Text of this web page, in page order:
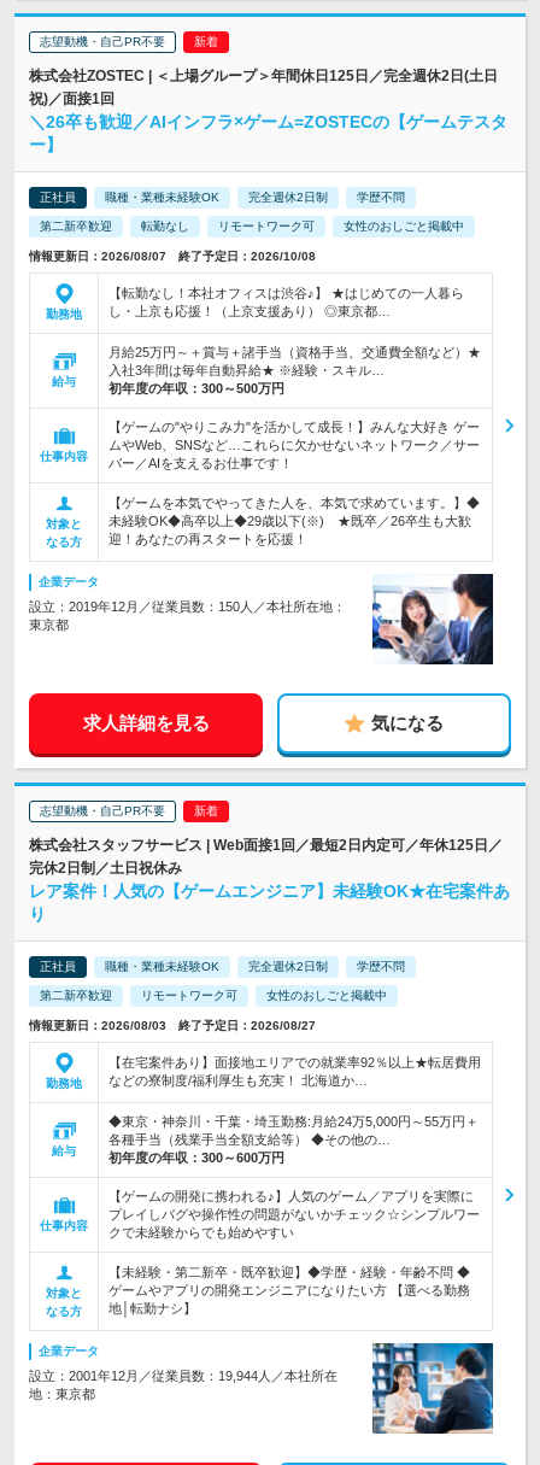
志望動機・自己PR不要
株式会社ZOSTEC | ＜上場グループ＞年間休日125日／完全週休2日(土日
祝)／面接1回
＼26卒も歓迎／AIインフラ×ゲーム=ZOSTECの【ゲームテスタ
ー】
正社員 職種・業種未経験OK 完全週休2日制 学歴不問
第二新卒歓迎 転勤なし リモートワーク可 女性のおしごと掲載中
情報更新日：2026/08/07 終了予定日：2026/10/08
勤務地
【転勤なし！本社オフィスは渋谷♪】 ★はじめての一人暮ら
し・上京も応援！（上京支援あり） ◎東京都…
給与
月給25万円～＋賞与＋諸手当（資格手当、交通費全額など）★
入社3年間は毎年自動昇給★ ※経験・スキル…
初年度の年収： 300～500万円
仕事内容
【ゲームの"やりこみ力"を活かして成長！】みんな大好き ゲー
ムやWeb、SNSなど…これらに欠かせないネットワーク／サー
バー／AIを支えるお仕事です！
対象と
なる方
【ゲームを本気でやってきた人を、本気で求めています。】◆
未経験OK◆高卒以上◆29歳以下(※) ★既卒／26卒生も大歓
迎！あなたの再スタートを応援！
企業データ
設立：2019年12月／従業員数：150人／本社所在地：
東京都
求人詳細を見る 気になる
志望動機・自己PR不要
株式会社スタッフサービス | Web面接1回／最短2日内定可／年休125日／
完休2日制／土日祝休み
レア案件！人気の【ゲームエンジニア】未経験OK★在宅案件あ
り
正社員 職種・業種未経験OK 完全週休2日制 学歴不問
第二新卒歓迎 リモートワーク可 女性のおしごと掲載中
情報更新日：2026/08/03 終了予定日：2026/08/27
勤務地
【在宅案件あり】面接地エリアでの就業率92％以上★転居費用
などの寮制度/福利厚生も充実！ 北海道か…
給与
◆東京・神奈川・千葉・埼玉勤務:月給24万5,000円～55万円＋
各種手当（残業手当全額支給等） ◆その他の…
初年度の年収： 300～600万円
仕事内容
【ゲームの開発に携われる♪】人気のゲーム／アプリを実際に
プレイしバグや操作性の問題がないかチェック☆シンプルワー
クで未経験からでも始めやすい
対象と
なる方
【未経験・第二新卒・既卒歓迎】◆学歴・経験・年齢不問 ◆
ゲームやアプリの開発エンジニアになりたい方 【選べる勤務
地│転勤ナシ】
企業データ
設立：2001年12月／従業員数：19,944人／本社所在
地：東京都